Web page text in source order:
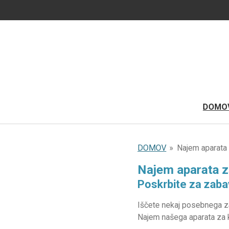
to
DOMOV » Najem
Najem aparata
Poskrbite za
Iščete nekaj posebnega
Najem našega aparata